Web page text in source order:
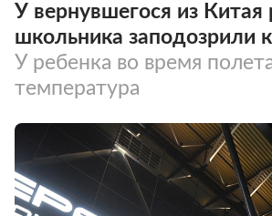
У вернувшегося из Китая
школьника заподозрили
У ребенка во время
температура